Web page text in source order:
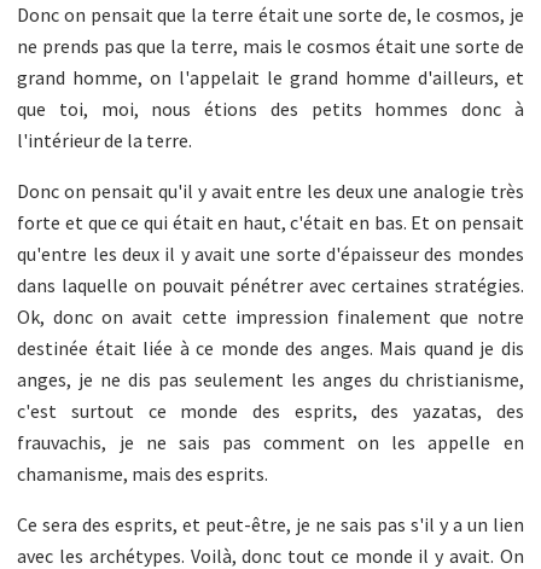
Donc on pensait que la terre était une sorte de, le cosmos, je
ne prends pas que la terre, mais le cosmos était une sorte de
grand homme, on l'appelait le grand homme d'ailleurs, et
que toi, moi, nous étions des petits hommes donc à
l'intérieur de la terre.
Donc on pensait qu'il y avait entre les deux une analogie très
forte et que ce qui était en haut, c'était en bas. Et on pensait
qu'entre les deux il y avait une sorte d'épaisseur des mondes
dans laquelle on pouvait pénétrer avec certaines stratégies.
Ok, donc on avait cette impression finalement que notre
destinée était liée à ce monde des anges. Mais quand je dis
anges, je ne dis pas seulement les anges du christianisme,
c'est surtout ce monde des esprits, des yazatas, des
frauvachis, je ne sais pas comment on les appelle en
chamanisme, mais des esprits.
Ce sera des esprits, et peut-être, je ne sais pas s'il y a un lien
avec les archétypes. Voilà, donc tout ce monde il y avait. On